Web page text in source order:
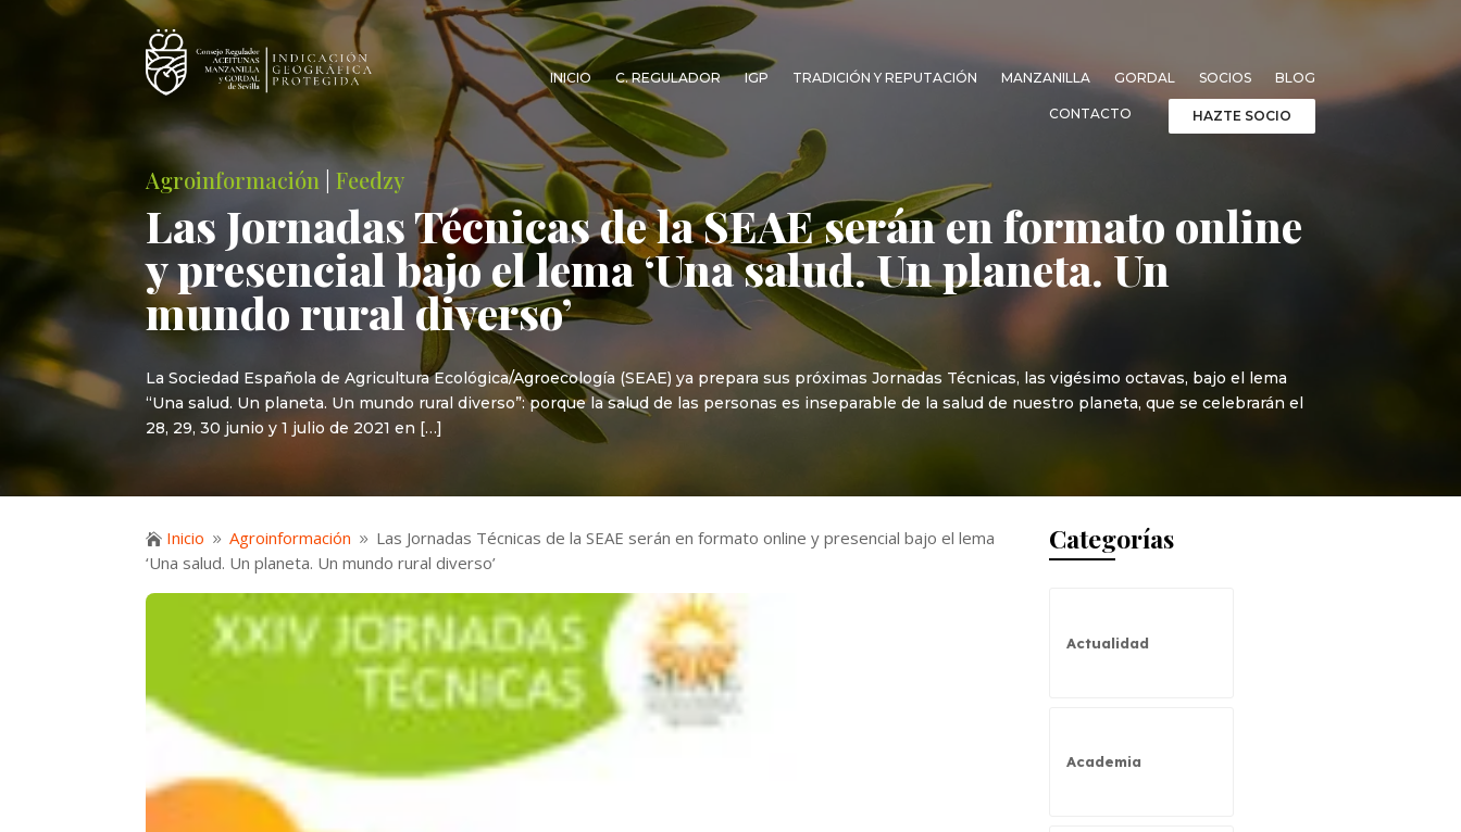
INICIO C. REGULADOR IGP TRADICIÓN Y REPUTACIÓN MANZANILLA GORDAL SOCIOS BLOG
CONTACTO HAZTE SOCIO
Agroinformación |Feedzy
Las Jornadas Técnicas de la SEAE serán en formato online
y presencial bajo el lema ‘Una salud. Un planeta. Un
mundo rural diverso’
La Sociedad Española de Agricultura Ecológica/Agroecología (SEAE) ya prepara sus próximas Jornadas Técnicas, las vigésimo octavas, bajo el lema
“Una salud. Un planeta. Un mundo rural diverso”: porque la salud de las personas es inseparable de la salud de nuestro planeta, que se celebrarán el
28, 29, 30 junio y 1 julio de 2021 en […]
 Inicio 9 Agroinformación 9 Las Jornadas Técnicas de la SEAE serán en formato online y presencial bajo el lema
‘Una salud. Un planeta. Un mundo rural diverso’
Categorías
Actualidad
Academia